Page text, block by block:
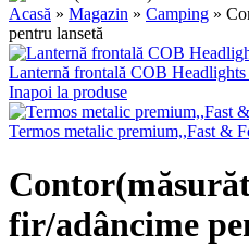
Acasă » Magazin » Camping »
pentru lansetă
Lanternă frontală COB Headlights
Inapoi la produse
Termos metalic premium,,Fast &
fir/adâncime